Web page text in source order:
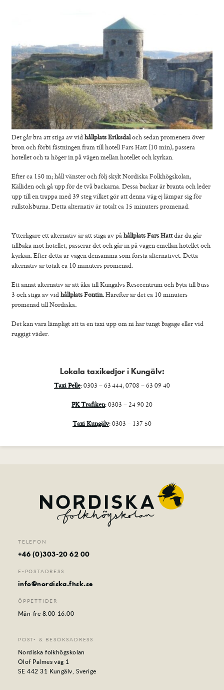
Det går bra att stiga av vidhållplats Eriksdaloch sedan promenera över
bron och förbi fästningen fram till hotell Fars Hatt (10 min), passera
hotellet och ta höger in på vägen mellan hotellet och kyrkan.
Efter ca 150 m; håll vänster och följ skylt Nordiska Folkhögskolan,
Källiden och gå upp för de två backarna. Dessa backar är branta och leder
upp till en trappa med 39 steg vilket gör att denna väg ej lämpar sig för
rullstolsburna. Detta alternativ är totalt ca 15 minuters promenad.
Ytterligare ett alternativ är att stiga av påhållplats Fars Hattdär du går
tillbaka mot hotellet, passerar det och går in på vägen emellan hotellet och
kyrkan. Efter detta är vägen densamma som första alternativet. Detta
alternativ är totalt ca 10 minuters promenad.
Ett annat alternativ är att åka till Kungälvs Resecentrum och byta till buss
3 och stiga av vidhållplats Fontin.Härefter är det ca 10 minuters
promenad till Nordiska.
Det kan vara lämpligt att ta en taxi upp om ni har tungt bagage eller vid
ruggigt väder.
Lokala taxikedjor i Kungälv:
Taxi Pelle: 0303 – 63 444, 0708 – 63 09 40
PK Trafiken: 0303 – 24 90 20
Taxi Kungälv: 0303 – 137 50
TELEFON
+46 (0)303-20 62 00
E-POSTADRESS
info@nordiska.fhsk.se
ÖPPETTIDER
Mån-fre 8.00-16.00
POST- & BESÖKSADRESS
Nordiska folkhögskolan
Olof Palmes väg 1
SE 442 31 Kungälv, Sverige